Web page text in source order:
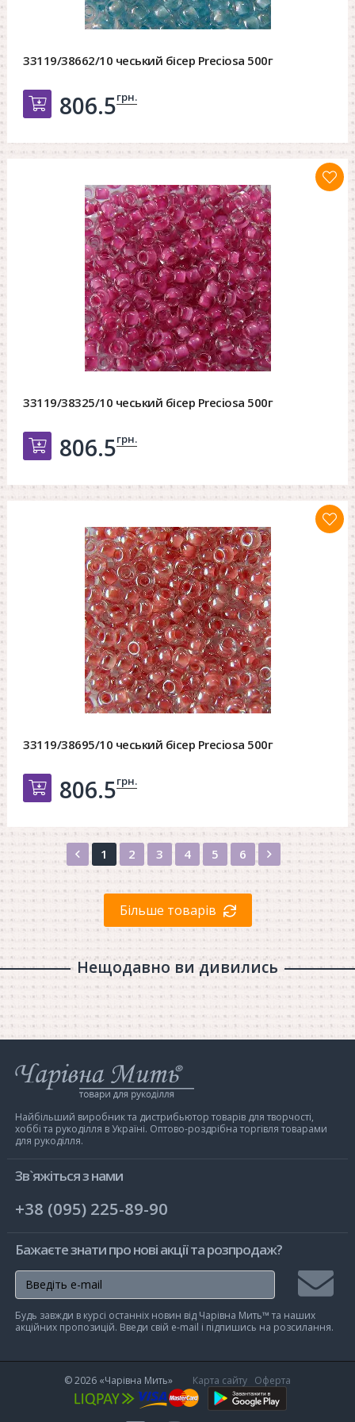
33119/38662/10 чеський бісер Preciosa 500г
Добавить в корзину
806.5грн.
33119/38325/10 чеський бісер Preciosa 500г
Добавить в корзину
806.5грн.
33119/38695/10 чеський бісер Preciosa 500г
Добавить в корзину
806.5грн.
Назад
1 2 3 4 5 6 Вперед
Більше товарів
Нещодавно ви дивились
Інтернет-
магазин
Мить
Найбільший виробник та дистрибьютор товарів для творчості,
хоббі та рукоділля в Україні. Оптово-роздрібна торгівля товарами
для рукоділля.
Зв`яжіться з нами
+38 (095) 225-89-90
Бажаєте знати про нові акції та розпродаж?
на
Будь завжди в курсі останніх новин від Чарівна Мить™ та наших
акційних пропозицій. Введи свій e-mail і підпишись на розсилання.
© 2026 «Чарівна Мить» Карта сайту Оферта